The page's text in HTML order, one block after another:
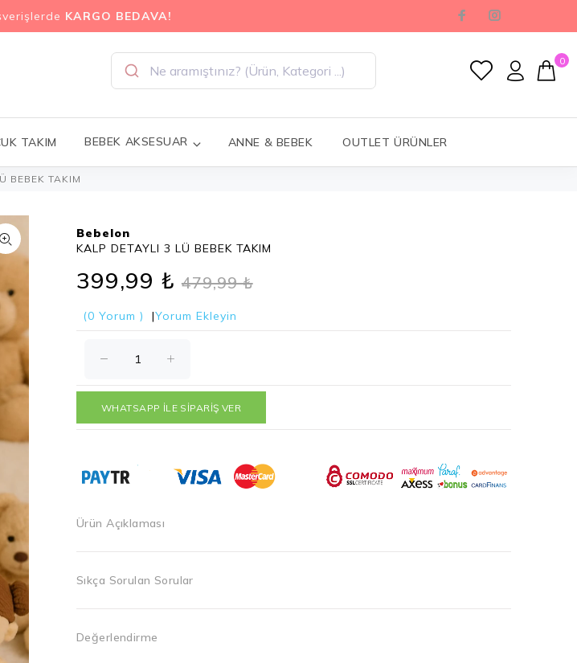
KARGO BEDAVA!
0
TAKIM BEBEK AKSESUAR ANNE & BEBEK OUTLET ÜRÜNLER
BEBEK TAKIM
Bebelon
KALP DETAYLI 3 LÜ BEBEK TAKIM
399,99 ₺ 479,99 ₺
(0 Yorum ) |Yorum Ekleyin
WHATSAPP İLE SİPARİŞ VER
Ürün Açıklaması
Sıkça Sorulan Sorular
Değerlendirme